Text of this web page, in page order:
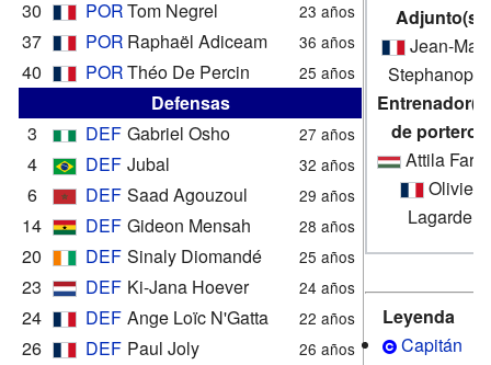
30 PORTom Negrel 23 años
37 POR Raphaël Adiceam 36 años
40 PORThéo De Percin 25 años
Defensas
3
DEF Gabriel Osho 27 años
4 DEF Jubal 32 años
6 DEF Saad Agouzoul 29 años
14 DEF Gideon Mensah 28 años
20 DEF Sinaly Diomandé 25 años
23 DEF Ki-Jana Hoever 24 años
24 DEF Ange Loïc N'Gatta 22 años
26 DEF Paul Joly 26 años
Adjunto(s)
Jean-
Stephanopoli
de porteros
Attila
Olivier
Lagarde
Leyenda
Capitán